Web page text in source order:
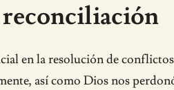
reconciliación
en la resolución de
así como Dios nos